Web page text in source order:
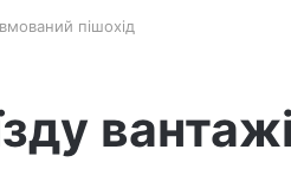
пішохід